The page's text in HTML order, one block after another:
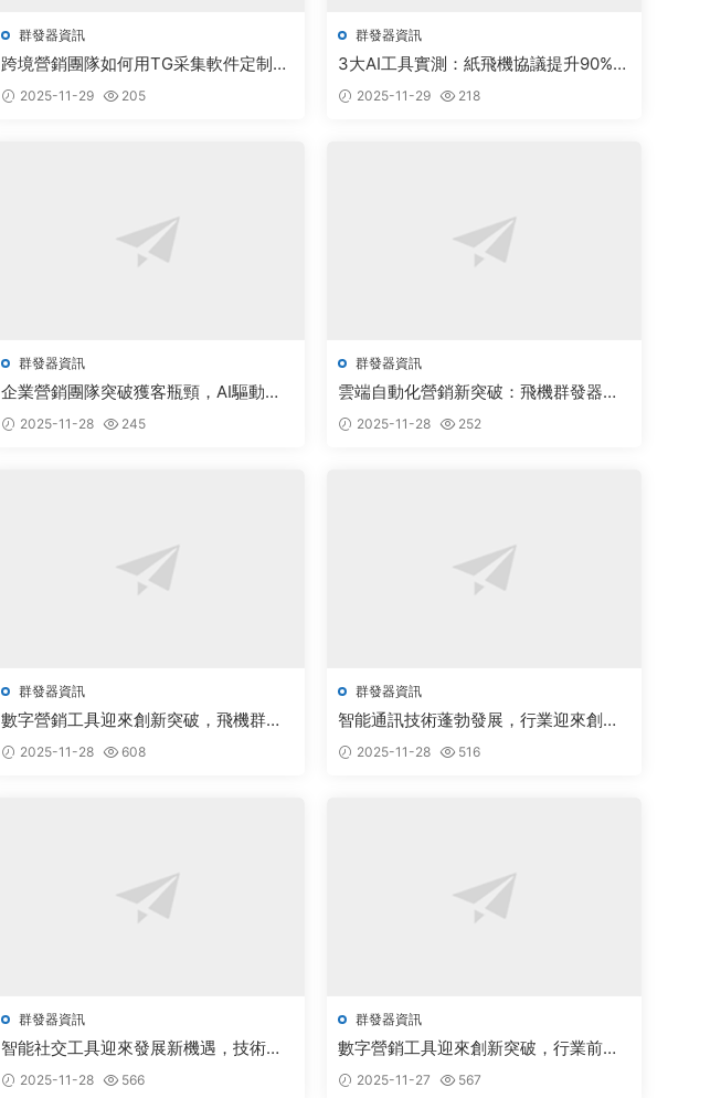
群發器資訊
跨境營銷團隊如何用TG采集軟件定制突
破獲客瓶頸
2025-11-29 205
群發器資訊
3大AI工具實測：紙飛機協議提升90%協
同效率
2025-11-29 218
群發器資訊
企業營銷團隊突破獲客瓶頸，AI驅動
Telegram批量群發系統實現智能觸達
2025-11-28 245
群發器資訊
雲端自動化營銷新突破：飛機群發器實
現千人精準觸達
2025-11-28 252
群發器資訊
數字營銷工具迎來創新突破，飛機群發
器與電報炒群軟件開啓行業新篇章
2025-11-28 608
群發器資訊
智能通訊技術蓬勃發展，行業迎來創新
突破新機遇
2025-11-28 516
群發器資訊
智能社交工具迎來發展新機遇，技術創
新推動行業升級
2025-11-28 566
群發器資訊
數字營銷工具迎來創新突破，行業前景
廣闊備受關注
2025-11-27 567